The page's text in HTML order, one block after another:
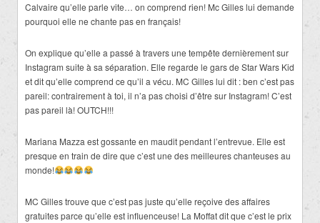
Calvaire qu’elle parle vite… on comprend rien! Mc Gilles lui demande
pourquoi elle ne chante pas en français!
On explique qu’elle a passé à travers une tempête dernièrement sur
Instagram suite à sa séparation. Elle regarde le gars de Star Wars Kid
et dit qu’elle comprend ce qu’il a vécu. MC Gilles lui dit : ben c’est pas
pareil: contrairement à toi, il n’a pas choisi d’être sur Instagram! C’est
pas pareil là! OUTCH!!!
Mariana Mazza est gossante en maudit pendant l’entrevue. Elle est
presque en train de dire que c’est une des meilleures chanteuses au
monde!
MC Gilles trouve que c’est pas juste qu’elle reçoive des affaires
gratuites parce qu’elle est influenceuse! La Moffat dit que c’est le prix